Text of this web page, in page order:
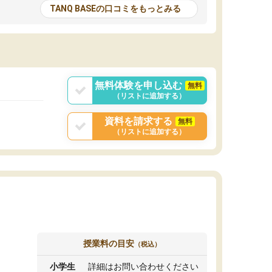
る機会が増えたり
試験対策の面接練
と伝えることもで
が多いので、その子達に感化されて自分も『も
っと何かに取り組んでみよう』と思えます。
はたらく部はオンラインなので、色々な場所の
TANQ BASEの口コミをもっとみる
無料体験を申し込む
無料
（リストに追加する）
資料を請求する
無料
（リストに追加する）
授業料の目安 （税込）
小学生 詳細はお問い合わせください